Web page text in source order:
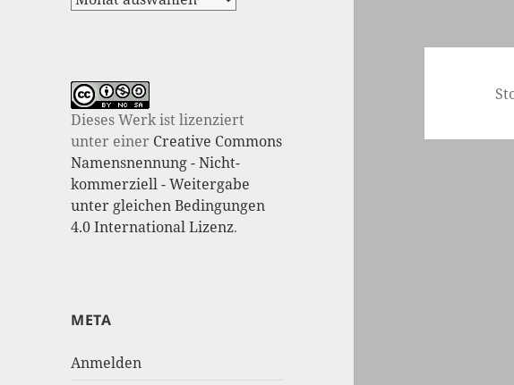
Dieses Werk ist lizenziert
unter einer Creative Commons
Namensnennung - Nicht-
kommerziell - Weitergabe
unter gleichen Bedingungen
4.0 International Lizenz.
META
Anmelden